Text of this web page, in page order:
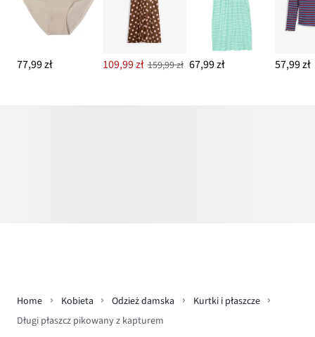
77,99 zł 109,99 zł 159,99 zł 67,99 zł 57,99 zł
Home Kobieta Odzież damska
Kurtki i płaszcze
Długi płaszcz pikowany z kapturem